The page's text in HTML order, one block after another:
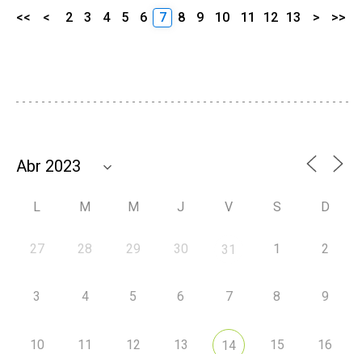
<< < 2 3 4 5 6 7 8 9 10 11 12 13 > >>
L M M J V S D
27 28 29 30 31 1 2
3 4 5 6 7 8 9
10 11 12 13 14 15 16